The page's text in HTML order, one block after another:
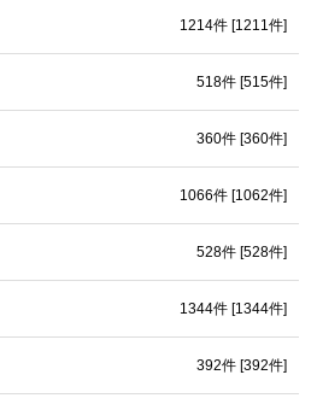
1214件 [1211件]
518件 [515件]
360件 [360件]
1066件 [1062件]
528件 [528件]
1344件 [1344件]
392件 [392件]